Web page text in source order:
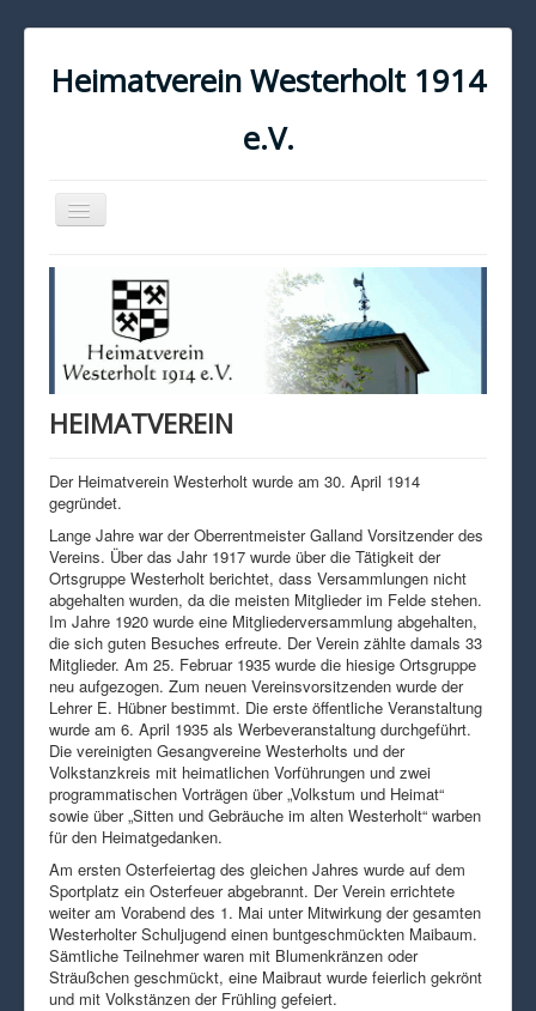
Heimatverein Westerholt 1914
e.V.
Navigation
an/aus
KONTAKT
IMPRESSUM
DATENSCHUTZ
HEIMATVEREIN
Der Heimatverein Westerholt wurde am 30. April 1914
gegründet.
Lange Jahre war der Oberrentmeister Galland Vorsitzender des
Vereins. Über das Jahr 1917 wurde über die Tätigkeit der
Ortsgruppe Westerholt berichtet, dass Versammlungen nicht
abgehalten wurden, da die meisten Mitglieder im Felde stehen.
Im Jahre 1920 wurde eine Mitgliederversammlung abgehalten,
die sich guten Besuches erfreute. Der Verein zählte damals 33
Mitglieder. Am 25. Februar 1935 wurde die hiesige Ortsgruppe
neu aufgezogen. Zum neuen Vereinsvorsitzenden wurde der
Lehrer E. Hübner bestimmt. Die erste öffentliche Veranstaltung
wurde am 6. April 1935 als Werbeveranstaltung durchgeführt.
Die vereinigten Gesangvereine Westerholts und der
Volkstanzkreis mit heimatlichen Vorführungen und zwei
programmatischen Vorträgen über „Volkstum und Heimat“
sowie über „Sitten und Gebräuche im alten Westerholt“ warben
für den Heimatgedanken.
Am ersten Osterfeiertag des gleichen Jahres wurde auf dem
Sportplatz ein Osterfeuer abgebrannt. Der Verein errichtete
weiter am Vorabend des 1. Mai unter Mitwirkung der gesamten
Westerholter Schuljugend einen buntgeschmückten Maibaum.
Sämtliche Teilnehmer waren mit Blumenkränzen oder
Sträußchen geschmückt, eine Maibraut wurde feierlich gekrönt
und mit Volkstänzen der Frühling gefeiert.